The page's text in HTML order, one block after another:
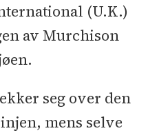
(U.K.)
av Murchison
seg over den
mens selve